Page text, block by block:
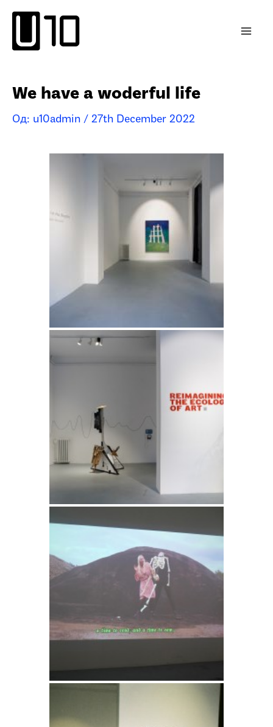
садржај
We have a woderful life
Од: u10admin / 27th December 2022